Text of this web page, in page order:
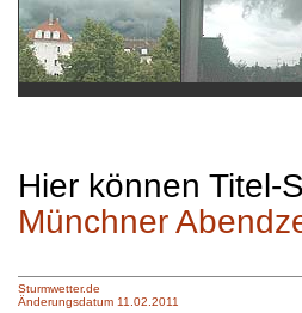
Hier können
Münchner
Sturmwetter.de
Änderungsdatum 11.02.2011